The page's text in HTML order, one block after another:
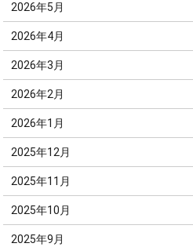
2026年5月
2026年4月
2026年3月
2026年2月
2026年1月
2025年12月
2025年11月
2025年10月
2025年9月